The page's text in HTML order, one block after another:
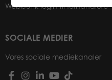
Webbutik login til forhandlere
SOCIALE MEDIER
Vores sociale mediekanaler